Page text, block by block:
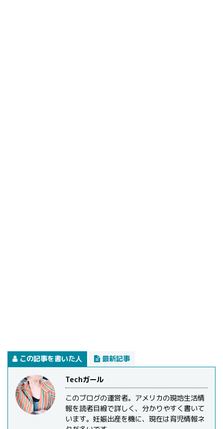
この記事を書いた人 最新記事
Techガール
このブログの運営者。アメリカの現地生活情
報を読者目線で詳しく、分かりやすく書いて
います。妊娠出産を機に、現在は育児情報ネ